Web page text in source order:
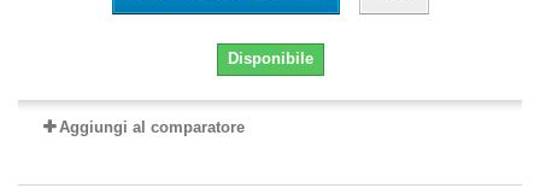
Disponibile
Aggiungi al comparatore